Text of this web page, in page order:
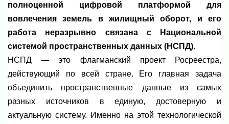
полноценной цифровой платформой для
вовлечения земель в жилищный оборот, и его
работа неразрывно связана с Национальной
системой пространственных данных (НСПД).
НСПД — это флагманский проект Росреестра,
действующий по всей стране. Его главная задача
объединить пространственные данные из самых
разных источников в единую, достоверную и
актуальную систему. Именно на этой технологической